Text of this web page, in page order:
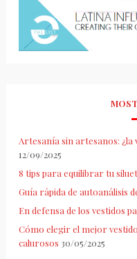
Artesanía sin artesanos: ¿la
12/09/2025
8 tips para equilibrar tu
Guía rápida de autoanálisis
En defensa de los vestidos
Cómo elegir el mejor
calurosos 30/05/2025